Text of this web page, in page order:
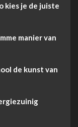
kies je de juiste
manier van
de kunst van